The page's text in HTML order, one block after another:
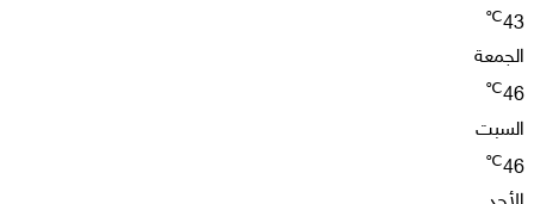
43
℃
الجمعة
46
℃
السبت
46
℃